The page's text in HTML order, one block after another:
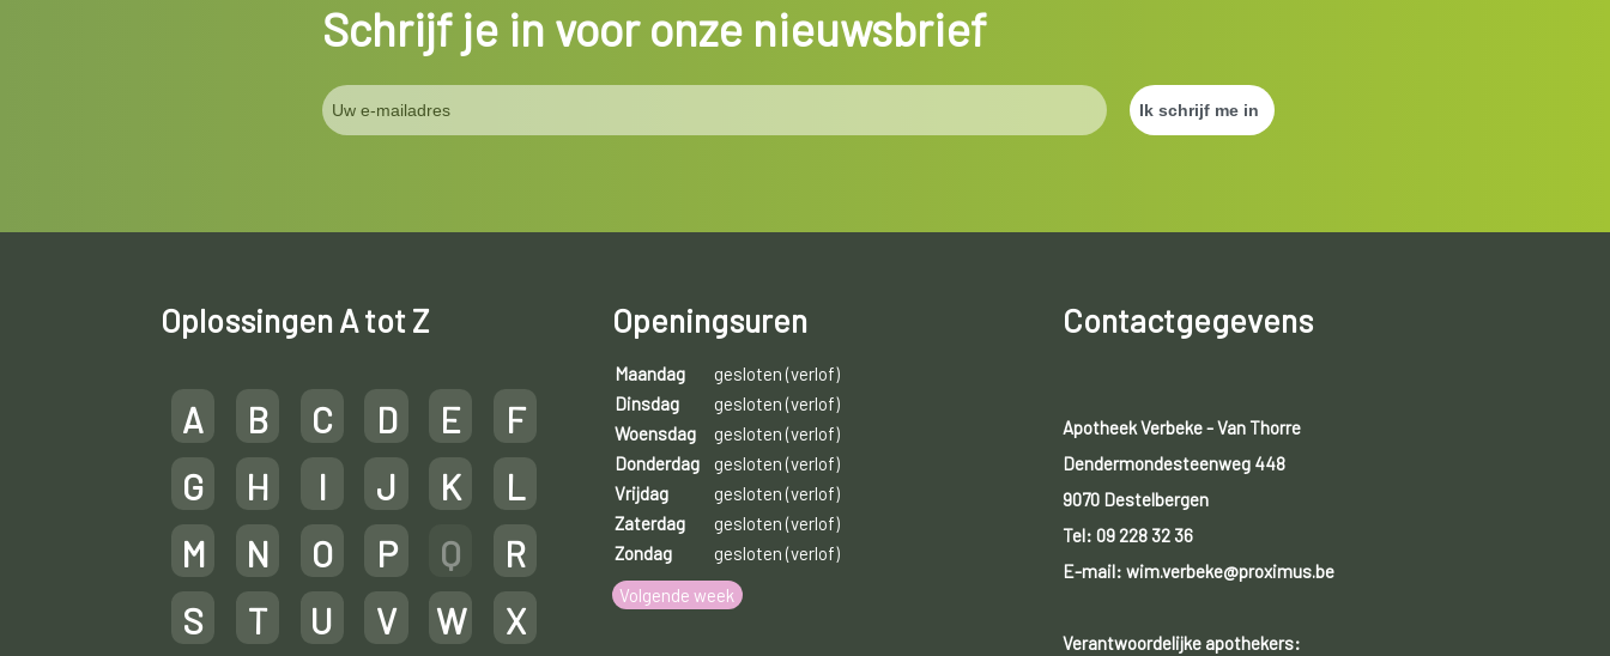
Schrijf je in voor onze nieuwsbrief
Oplossingen A tot Z
A B C D E
F
G
H I J K
L
M
N O P Q
R
S
T U V W
X
Openingsuren
Maandag
gesloten (verlof)
Dinsdag
gesloten (verlof)
Woensdag
gesloten (verlof)
Donderdag
gesloten (verlof)
Vrijdag
gesloten (verlof)
Zaterdag
gesloten (verlof)
Zondag
gesloten (verlof)
Volgende week
Contactgegevens
Apotheek Verbeke - Van Thorre
Dendermondesteenweg 448
9070 Destelbergen
Tel: 09 228 32 36
E-mail: wim.verbeke@proximus.be
Verantwoordelijke apothekers: